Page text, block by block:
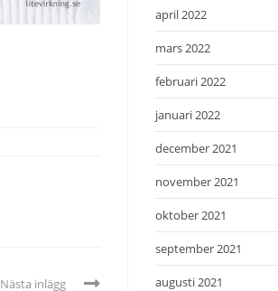
Nästa inlägg
april 2022
mars 2022
februari 2022
januari 2022
december 2021
november 2021
oktober 2021
september 2021
augusti 2021